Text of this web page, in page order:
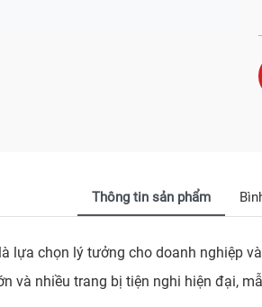
Thông tin sản phẩm
là lựa chọn lý tưởng cho doanh nghiệp
và nhiều trang bị tiện nghi hiện đại,